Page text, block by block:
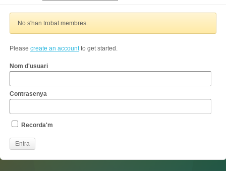
No s'han trobat membres.
Please create an accountto get started.
Nom d'usuari
Contrasenya
Recorda'm